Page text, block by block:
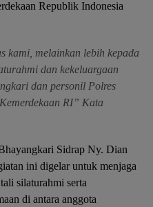
Republik Indonesia
kami, melainkan lebih kepada
dan kekeluargaan
dan personil Polres
RI” Kata
Sidrap Ny. Dian
ini digelar untuk menjaga
silaturahmi serta
di antara anggota